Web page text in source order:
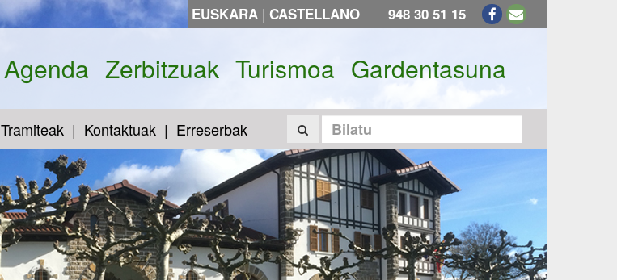
EUSKARA | CASTELLANO 948 30 51 15
Agenda Zerbitzuak Turismoa Gardentasuna
Tramiteak Kontaktuak Erreserbak